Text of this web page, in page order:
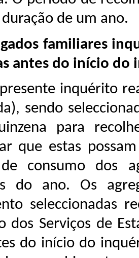
de um ano.
familiares
antes do início do
inquérito
sendo
para
que estas
consumo dos
do ano. Os
seleccionadas
dos Serviços de
do início do